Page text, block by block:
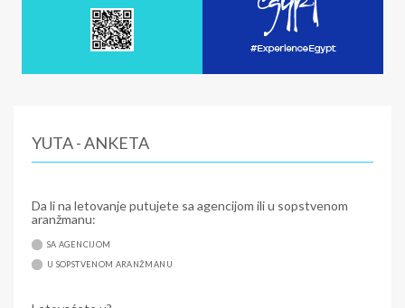
YUTA - ANKETA
Da li na letovanje putujete sa agencijom ili u sopstvenom
aranžmanu:
SA AGENCIJOM
U SOPSTVENOM ARANŽMANU